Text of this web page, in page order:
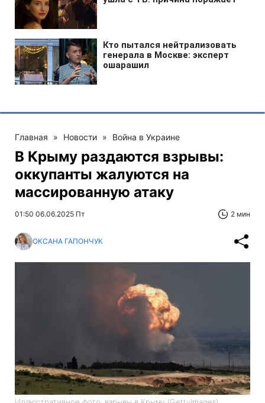
Главная » Новости » Война в Украине
В Крыму раздаются взрывы:
оккупанты жалуются на
массированную атаку
01:50 06.06.2025 Пт 2 мин
ОКСАНА ГАПОНЧУК